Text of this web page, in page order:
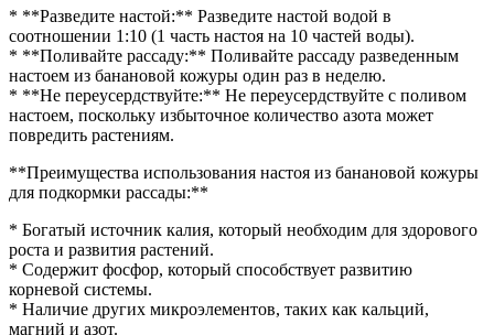
* **Разведите настой:** Разведите настой водой в
соотношении 1:10 (1 часть настоя на 10 частей воды).
* **Поливайте рассаду:** Поливайте рассаду разведенным
настоем из банановой кожуры один раз в неделю.
* **Не переусердствуйте:** Не переусердствуйте с поливом
настоем, поскольку избыточное количество азота может
повредить растениям.
**Преимущества использования настоя из банановой кожуры
для подкормки рассады:**
* Богатый источник калия, который необходим для здорового
роста и развития растений.
* Содержит фосфор, который способствует развитию
корневой системы.
* Наличие других микроэлементов, таких как кальций,
магний и азот.